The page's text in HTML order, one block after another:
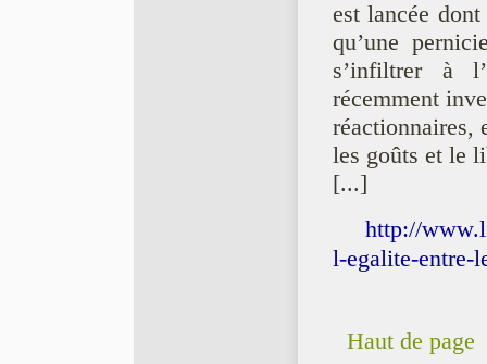
est lancée
qu’une
s’infiltrer à
récemment
réactionnaires,
les goûts et le
[...]
http://
l-egalite-entre-
Haut de page